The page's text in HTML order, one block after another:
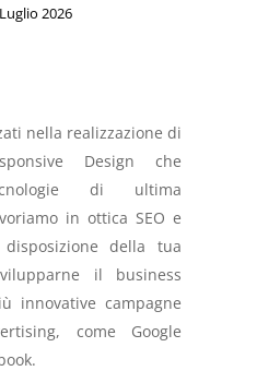
2026
nella realizzazione di
Design che
di ultima
in ottica SEO e
della tua
il business
innovative campagne
come Google